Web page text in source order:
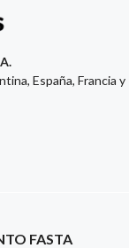
España, Francia y
FASTA